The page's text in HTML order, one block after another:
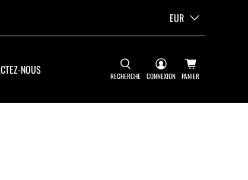
EUR
NOUS RECHERCHE CONNEXION PANIER